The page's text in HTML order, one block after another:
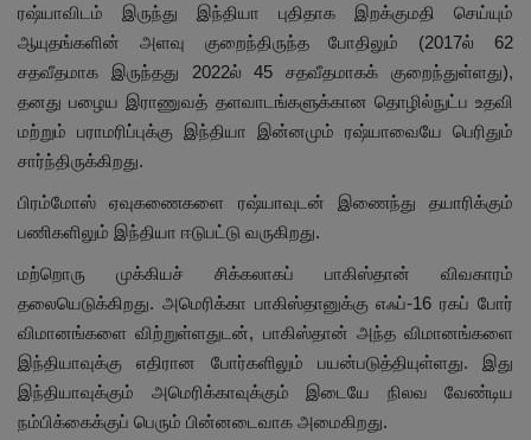
ரஷ்யாவிடம் இருந்து இந்தியா புதிதாக இறக்குமதி செய்யும்
ஆயுதங்களின் அளவு குறைந்திருந்த போதிலும் (2017ல் 62
சதவீதமாக இருந்தது 2022ல் 45 சதவீதமாகக் குறைந்துள்ளது),
தனது பழைய இராணுவத் தளவாடங்களுக்கான தொழில்நுட்ப உதவி
மற்றும் பராமரிப்புக்கு இந்தியா இன்னமும் ரஷ்யாவையே பெரிதும்
சார்ந்திருக்கிறது.
பிரம்மோஸ் ஏவுகணைகளை ரஷ்யாவுடன் இணைந்து தயாரிக்கும்
பணிகளிலும் இந்தியா ஈடுபட்டு வருகிறது.
மற்றொரு முக்கியச் சிக்கலாகப் பாகிஸ்தான் விவகாரம்
தலையெடுக்கிறது. அமெரிக்கா பாகிஸ்தானுக்கு எஃப்-16 ரகப் போர்
விமானங்களை விற்றுள்ளதுடன், பாகிஸ்தான் அந்த விமானங்களை
இந்தியாவுக்கு எதிரான போர்களிலும் பயன்படுத்தியுள்ளது. இது
இந்தியாவுக்கும் அமெரிக்காவுக்கும் இடையே நிலவ வேண்டிய
நம்பிக்கைக்குப் பெரும் பின்னடைவாக அமைகிறது.